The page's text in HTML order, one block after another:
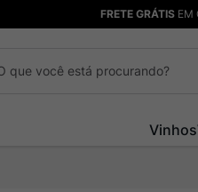
FRETE GRÁTISEM
Vinhos